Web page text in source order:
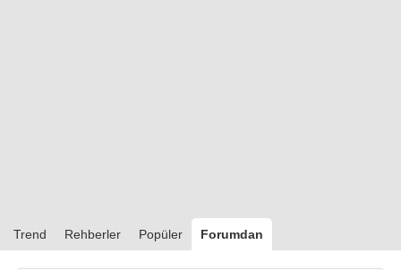
Trend Rehberler Popüler Forumdan